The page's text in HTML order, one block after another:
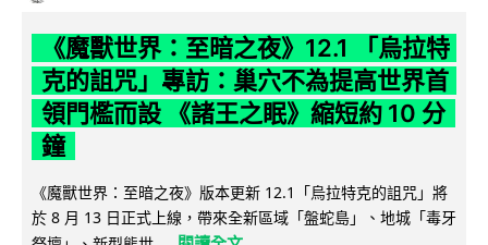
《魔獸世界：至暗之夜》12.1 「烏拉特
克的詛咒」專訪：巢穴不為提高世界首
領門檻而設 《諸王之眠》縮短約 10 分
鐘
《魔獸世界：至暗之夜》版本更新 12.1「烏拉特克的詛咒」將
於 8 月 13 日正式上線，帶來全新區域「盤蛇島」、地城「毒牙